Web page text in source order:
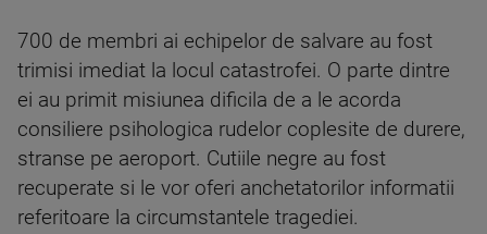
700 de membri ai echipelor de salvare au fost
trimisi imediat la locul catastrofei. O parte dintre
ei au primit misiunea dificila de a le acorda
consiliere psihologica rudelor coplesite de durere,
stranse pe aeroport. Cutiile negre au fost
recuperate si le vor oferi anchetatorilor informatii
referitoare la circumstantele tragediei.